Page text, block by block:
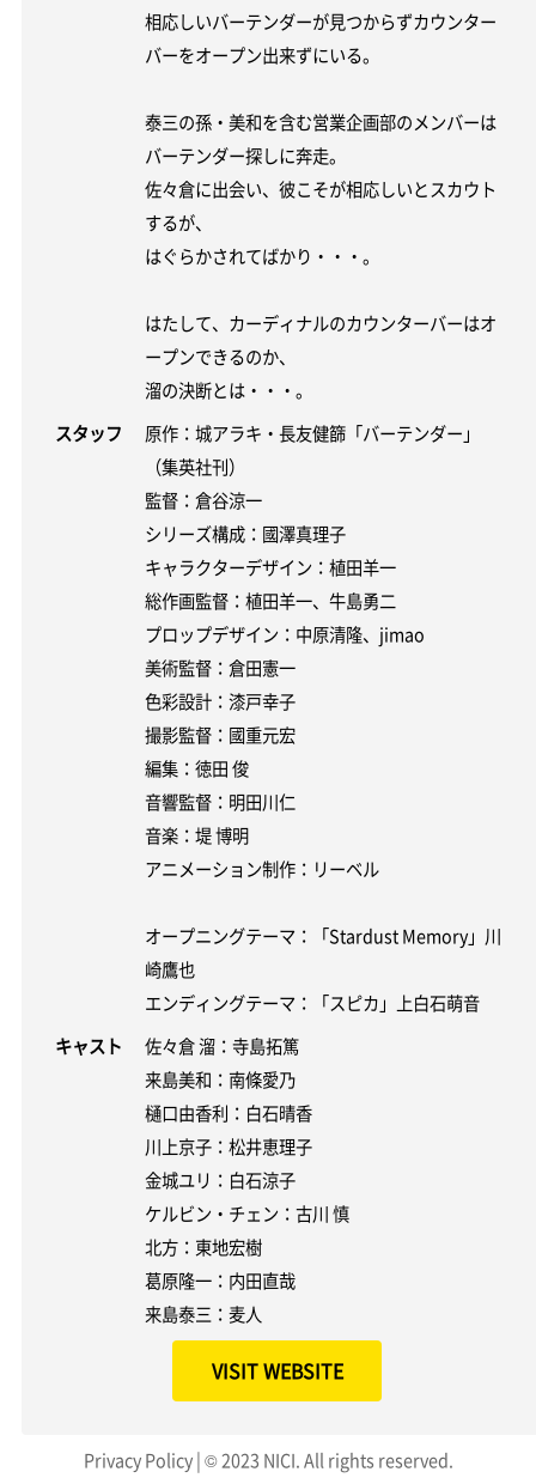
相応しいバーテンダーが見つからずカウンター
バーをオープン出来ずにいる。
泰三の孫・美和を含む営業企画部のメンバーは
バーテンダー探しに奔走。
佐々倉に出会い、彼こそが相応しいとスカウト
するが、
はぐらかされてばかり・・・。
はたして、カーディナルのカウンターバーはオ
ープンできるのか、
溜の決断とは・・・。
スタッフ
原作：城アラキ・長友健篩「バーテンダー」
（集英社刊）
監督：倉谷涼一
シリーズ構成：國澤真理子
キャラクターデザイン：植田羊一
総作画監督：植田羊一、牛島勇二
プロップデザイン：中原清隆、jimao
美術監督：倉田憲一
色彩設計：漆戸幸子
撮影監督：國重元宏
編集：徳田 俊
音響監督：明田川仁
音楽：堤 博明
アニメーション制作：リーベル
オープニングテーマ：「Stardust Memory」川
崎鷹也
エンディングテーマ：「スピカ」上白石萌音
キャスト
佐々倉 溜：寺島拓篤
来島美和：南條愛乃
樋口由香利：白石晴香
川上京子：松井恵理子
金城ユリ：白石涼子
ケルビン・チェン：古川 慎
北方：東地宏樹
葛原隆一：内田直哉
来島泰三：麦人
VISIT WEBSITE
Privacy Policy | © 2023 NICI. All rights reserved.